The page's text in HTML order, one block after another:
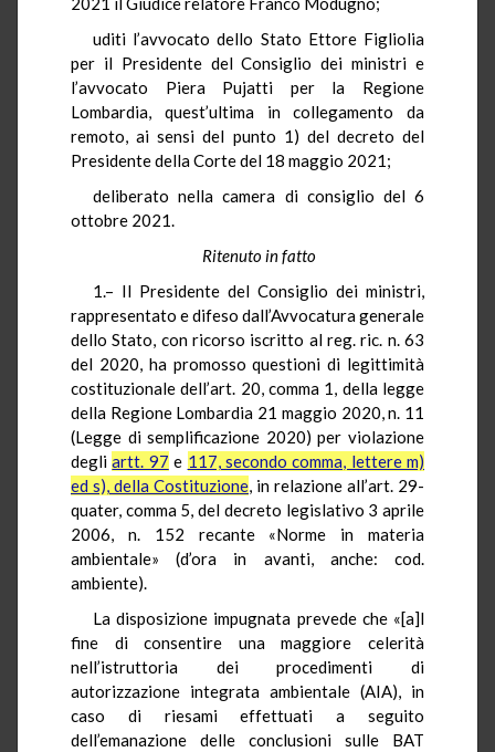
uditi l’avvocato dello Stato Ettore Figliolia
per il Presidente del Consiglio dei ministri e
l’avvocato Piera Pujatti per la Regione
Lombardia, quest’ultima in collegamento da
remoto, ai sensi del punto 1) del decreto del
Presidente della Corte del 18 maggio 2021;
deliberato nella camera di consiglio del 6
ottobre 2021.
Ritenuto in fatto
1.– Il Presidente del Consiglio dei ministri,
rappresentato e difeso dall’Avvocatura generale
dello Stato, con ricorso iscritto al reg. ric. n. 63
del 2020, ha promosso questioni di legittimità
costituzionale dell’art. 20, comma 1, della legge
della Regione Lombardia 21 maggio 2020, n. 11
(Legge di semplificazione 2020) per violazione
degliartt. 97 e 117, secondo comma, lettere m)
ed s), della Costituzione, in relazione all’art. 29-
quater, comma 5, del decreto legislativo 3 aprile
2006, n. 152 recante «Norme in materia
ambientale» (d’ora in avanti, anche: cod.
ambiente).
La disposizione impugnata prevede che «[a]l
fine di consentire una maggiore celerità
nell’istruttoria dei procedimenti di
autorizzazione integrata ambientale (AIA), in
caso di riesami effettuati a seguito
dell’emanazione delle conclusioni sulle BAT